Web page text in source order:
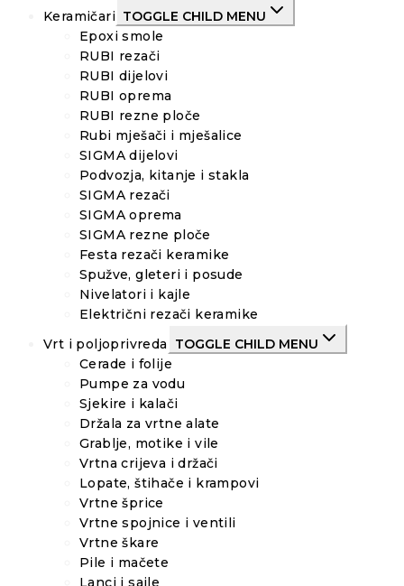
Keramičari TOGGLE CHILD MENU
Epoxi smole
RUBI rezači
RUBI dijelovi
RUBI oprema
RUBI rezne ploče
Rubi mješači i mješalice
SIGMA dijelovi
Podvozja, kitanje i stakla
SIGMA rezači
SIGMA oprema
SIGMA rezne ploče
Festa rezači keramike
Spužve, gleteri i posude
Nivelatori i kajle
Električni rezači keramike
Vrt i poljoprivreda
TOGGLE CHILD MENU
Cerade i folije
Pumpe za vodu
Sjekire i kalači
Držala za vrtne alate
Grablje, motike i vile
Vrtna crijeva i držači
Lopate, štihače i krampovi
Vrtne šprice
Vrtne spojnice i ventili
Vrtne škare
Pile i mačete
Lanci i sajle